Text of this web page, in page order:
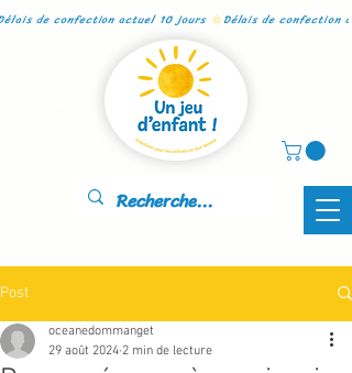
de confection actuel 10 jours
Post
oceanedommanget
29 août 2024 2 min de lecture